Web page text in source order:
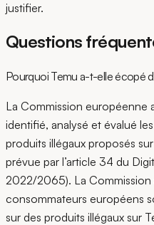
justifier.
Questions
Pourquoi Temu a-t-elle écopé
La Commission européenne
identifié, analysé et évalué
produits illégaux proposés
prévue par l’article 34 du
2022/2065). La Commission
consommateurs européens
sur des produits illégaux sur